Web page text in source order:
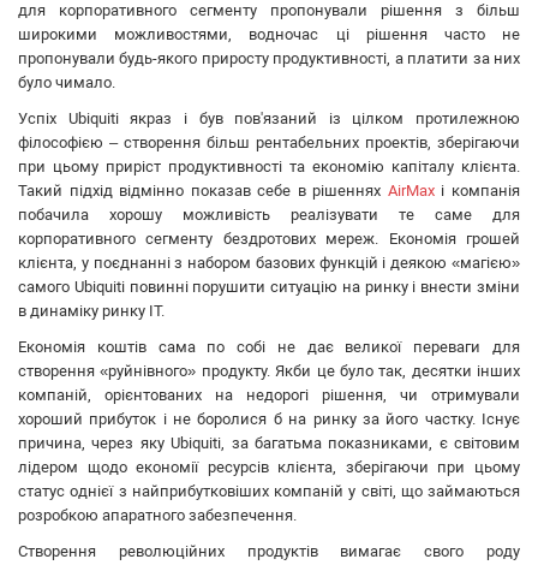
VIA Security
Grandstream
Utepo
Yokogawa
Mercusys
Grandway
APC
OpenVox
Keenetic
для корпоративного сегменту пропонували рішення з більш
широкими можливостями, водночас ці рішення часто не
пропонували будь-якого приросту продуктивності, а платити за них
було чимало.
Успіх Ubiquiti якраз і був пов'язаний із цілком протилежною
філософією – створення більш рентабельних проектів, зберігаючи
при цьому приріст продуктивності та економію капіталу клієнта.
Такий підхід відмінно показав себе в рішеннях AirMaxі компанія
побачила хорошу можливість реалізувати те саме для
корпоративного сегменту бездротових мереж. Економія грошей
клієнта, у поєднанні з набором базових функцій і деякою «магією»
самого Ubiquiti повинні порушити ситуацію на ринку і внести зміни
в динаміку ринку IT.
Економія коштів сама по собі не дає великої переваги для
створення «руйнівного» продукту. Якби це було так, десятки інших
компаній, орієнтованих на недорогі рішення, чи отримували
хороший прибуток і не боролися б на ринку за його частку. Існує
причина, через яку Ubiquiti, за багатьма показниками, є світовим
лідером щодо економії ресурсів клієнта, зберігаючи при цьому
статус однієї з найприбутковіших компаній у світі, що займаються
розробкою апаратного забезпечення.
Створення революційних продуктів вимагає свого роду